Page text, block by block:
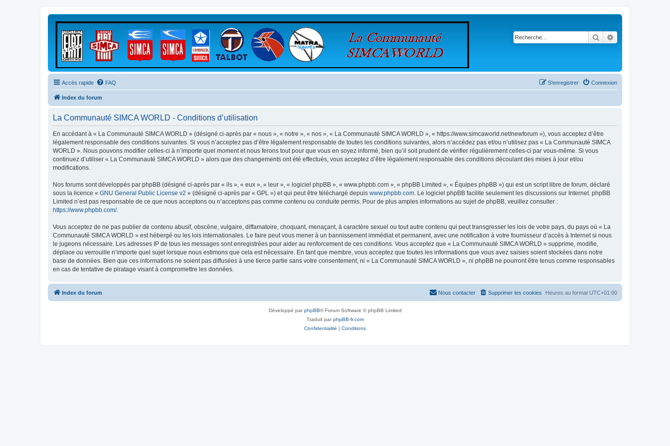
Rechercher
Accès rapide FAQ Connexion
S’enregistrer
Index du forum
La Communauté SIMCA WORLD - Conditions d’utilisation
En accédant à « La Communauté SIMCA WORLD » (désigné ci-après par « nous », « notre », « nos », « La Communauté SIMCA WORLD », « https://www.simcaworld.net/newforum »), vous acceptez d’être
légalement responsable des conditions suivantes. Si vous n’acceptez pas d’être légalement responsable de toutes les conditions suivantes, alors n’accédez pas et/ou n’utilisez pas « La Communauté SIMCA
WORLD ». Nous pouvons modifier celles-ci à n’importe quel moment et nous ferons tout pour que vous en soyez informé, bien qu’il soit prudent de vérifier régulièrement celles-ci par vous-même. Si vous
continuez d’utiliser « La Communauté SIMCA WORLD » alors que des changements ont été effectués, vous acceptez d’être légalement responsable des conditions découlant des mises à jour et/ou
modifications.
Nos forums sont développés par phpBB (désigné ci-après par « ils », « eux », « leur », « logiciel phpBB », « www.phpbb.com », « phpBB Limited », « Équipes phpBB ») qui est un script libre de forum, déclaré
sous la licence « GNU General Public License v2 » (désigné ci-après par « GPL ») et qui peut être téléchargé depuis www.phpbb.com. Le logiciel phpBB facilite seulement les discussions sur Internet. phpBB
Limited n’est pas responsable de ce que nous acceptons ou n’acceptons pas comme contenu ou conduite permis. Pour de plus amples informations au sujet de phpBB, veuillez consulter :
https://www.phpbb.com/.
Vous acceptez de ne pas publier de contenu abusif, obscène, vulgaire, diffamatoire, choquant, menaçant, à caractère sexuel ou tout autre contenu qui peut transgresser les lois de votre pays, du pays où « La
Communauté SIMCA WORLD » est hébergé ou les lois internationales. Le faire peut vous mener à un bannissement immédiat et permanent, avec une notification à votre fournisseur d’accès à Internet si nous
le jugeons nécessaire. Les adresses IP de tous les messages sont enregistrées pour aider au renforcement de ces conditions. Vous acceptez que « La Communauté SIMCA WORLD » supprime, modifie,
déplace ou verrouille n’importe quel sujet lorsque nous estimons que cela est nécessaire. En tant que membre, vous acceptez que toutes les informations que vous avez saisies soient stockées dans notre
base de données. Bien que ces informations ne soient pas diffusées à une tierce partie sans votre consentement, ni « La Communauté SIMCA WORLD », ni phpBB ne pourront être tenus comme responsables
en cas de tentative de piratage visant à compromettre les données.
Index du forum Heures au format UTC+01:00
Supprimer les cookies
Nous contacter
Développé parphpBB® Forum Software © phpBB Limited
Traduit parphpBB-fr.com
Confidentialité | Conditions